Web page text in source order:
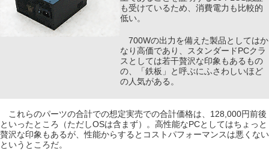
も受けているため、消費電力も比較的
低い。
700Wの出力を備えた製品としてはか
なり高価であり、スタンダードPCクラ
スとしては若干贅沢な印象もあるもの
の、「鉄板」と呼ぶにふさわしいほど
の人気がある。
これらのパーツの合計での想定実売での合計価格は、128,000円前後
といったところ（ただしOSは含まず）。高性能なPCとしてはちょっと
贅沢な印象もあるが、性能からするとコストパフォーマンスは悪くない
というところだ。